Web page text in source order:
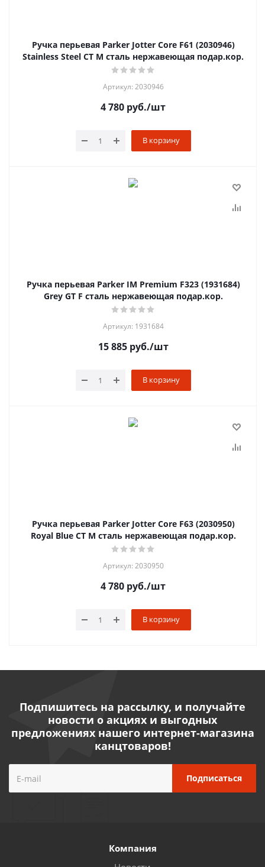
Ручка перьевая Parker Jotter Core F61 (2030946)
Stainless Steel CT M сталь нержавеющая подар.кор.
Артикул: 2030946
4 780 руб./шт
В корзину
Ручка перьевая Parker IM Premium F323 (1931684)
Grey GT F сталь нержавеющая подар.кор.
Артикул: 1931684
15 885руб./шт
В корзину
Ручка перьевая Parker Jotter Core F63 (2030950)
Royal Blue CT M сталь нержавеющая подар.кор.
Артикул: 2030950
4 780 руб./шт
В корзину
Подпишитесь на рассылку, и получайте
новости о акциях и выгодных
предложениях нашего интернет-магазина
канцтоваров!
Компания